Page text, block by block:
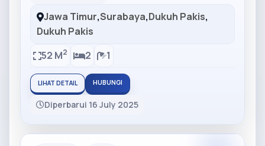
Jawa Timur,Surabaya,Dukuh Pakis,
Dukuh Pakis
52 M2 2 1
LIHAT DETAIL HUBUNGI
Diperbarui 16 July 2025